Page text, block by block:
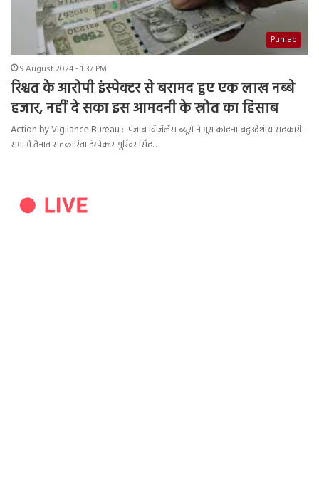
Punjab
9 August 2024 - 1:37 PM
रिश्वत के आरोपी इंस्पेक्टर से बरामद हुए एक लाख नब्बे
हजार, नहीं दे सका इस आमदनी के स्रोत का हिसाब
Action by Vigilance Bureau : पंजाब विजिलेंस ब्यूरो ने भूरा कोहना बहुउद्देशीय सहकारी
सभा में तैनात सहकारिता इंस्पेक्टर गुरिंदर सिंह…